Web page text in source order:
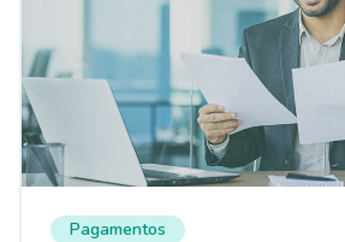
Pagamentos